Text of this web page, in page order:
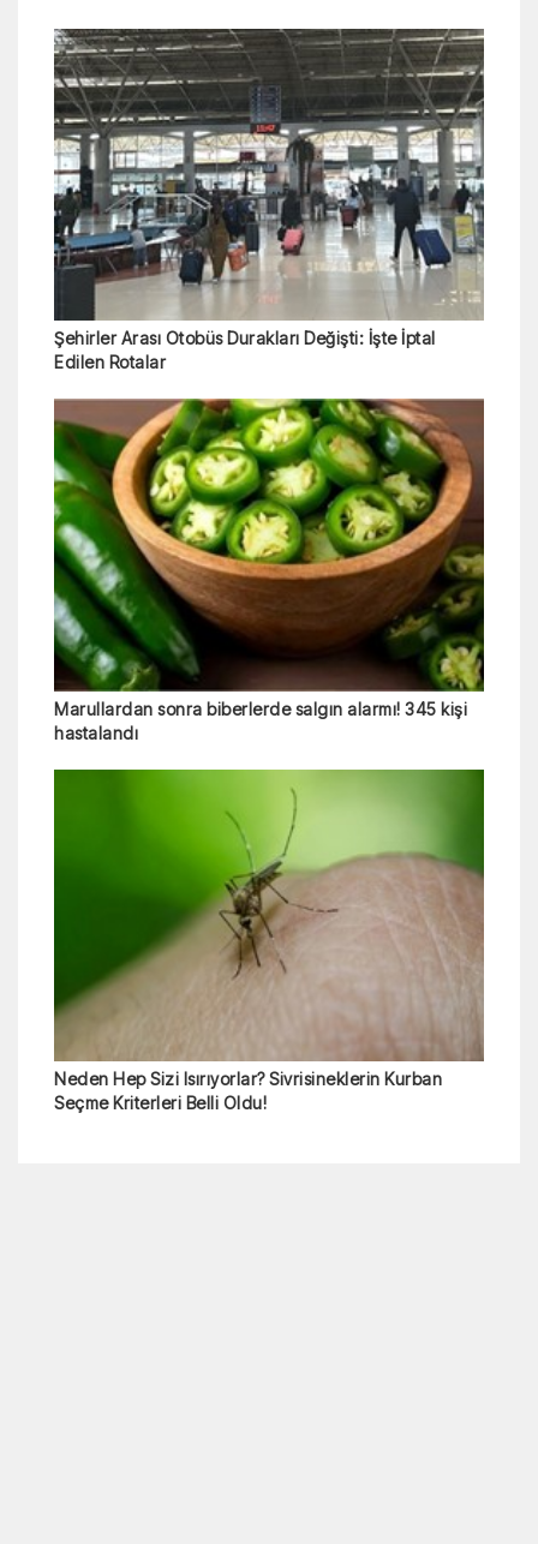
Şehirler Arası Otobüs Durakları Değişti: İşte İptal
Edilen Rotalar
Marullardan sonra biberlerde salgın alarmı! 345 kişi
hastalandı
Neden Hep Sizi Isırıyorlar? Sivrisineklerin Kurban
Seçme Kriterleri Belli Oldu!